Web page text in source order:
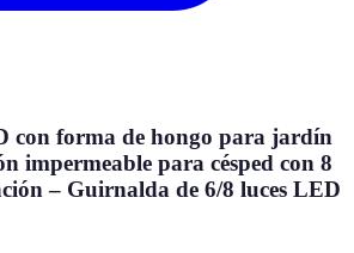
con forma de hongo para jardín
impermeable para césped con 8
– Guirnalda de 6/8 luces LED